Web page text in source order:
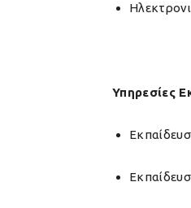
Υπηρεσίες